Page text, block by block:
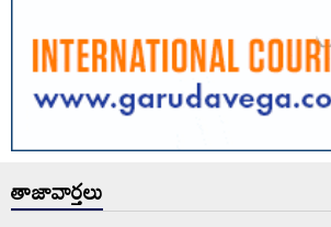
తాజావార్తలు